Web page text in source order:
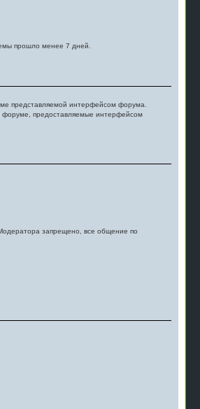
прошло менее 7 дней.
представляемой интерфейсом форума.
форуме, предоставляемые интерфейсом
запрещено, все общение по